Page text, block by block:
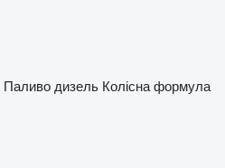
Паливо дизель Колісна формула